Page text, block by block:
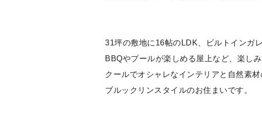
31坪の敷地に16帖のLDK、ビルトインガ
BBQやプールが楽しめる屋上など、楽しみ
クールでオシャレなインテリアと自然素
ブルックリンスタイルのお住まいです。